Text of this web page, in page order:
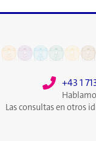
+43 1
Las consultas en otros